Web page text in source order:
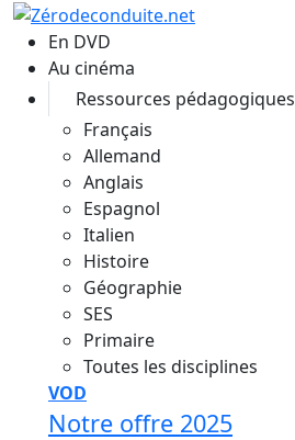
Aller au contenu principal
En DVD
Au cinéma
Ressources pédagogiques
Français
Allemand
Anglais
Espagnol
Italien
Histoire
Géographie
SES
Primaire
Toutes les disciplines
VOD
Notre offre 2025